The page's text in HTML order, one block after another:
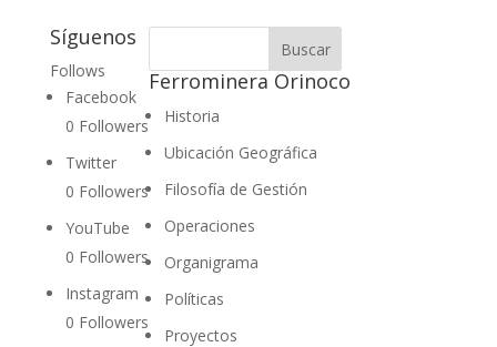
Síguenos
Follows
Facebook
0 Followers
Twitter
0 Followers
YouTube
0 Followers
Instagram
0 Followers
Ferrominera Orinoco
Historia
Ubicación Geográfica
Filosofía de Gestión
Operaciones
Organigrama
Políticas
Proyectos